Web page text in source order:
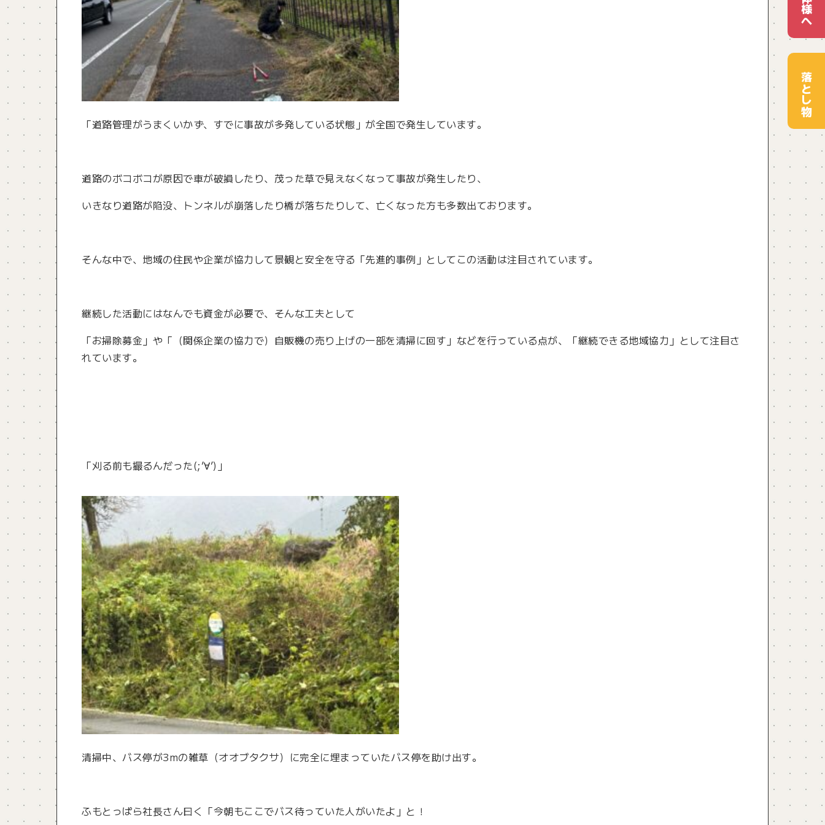
落とし物
「道路管理がうまくいかず、すでに事故が多発している状態」が全国で発生しています。
道路のボコボコが原因で車が破損したり、茂った草で見えなくなって事故が発生したり、
いきなり道路が陥没、トンネルが崩落したり橋が落ちたりして、亡くなった方も多数出ております。
そんな中で、地域の住民や企業が協力して景観と安全を守る「先進的事例」としてこの活動は注目されています。
継続した活動にはなんでも資金が必要で、そんな工夫として
「お掃除募金」や「（関係企業の協力で）自販機の売り上げの一部を清掃に回す」などを行っている点が、「継続できる地域協力」として注目さ
れています。
「刈る前も撮るんだった(;’∀’)」
清掃中、バス停が3mの雑草（オオブタクサ）に完全に埋まっていたバス停を助け出す。
ふもとっぱら社長さん曰く「今朝もここでバス待っていた人がいたよ」と！